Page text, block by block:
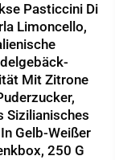
Pasticcini Di
Limoncello,
Mit Zitrone
Sizilianisches
Gelb‑weißer
250 G